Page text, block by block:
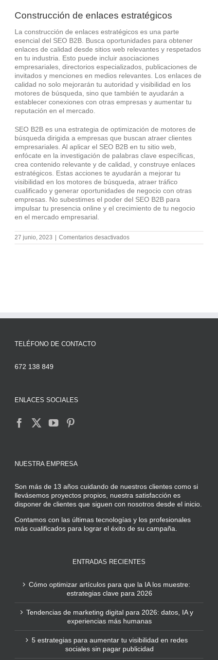
Construcción de enlaces estratégicos
La construcción de enlaces estratégicos es una parte
esencial del SEO B2B. Busca oportunidades para obtener
enlaces de calidad desde sitios web relevantes y respetados
en tu industria. Esto puede incluir asociaciones
empresariales, directorios especializados, publicaciones de
invitados y menciones en medios relevantes. Los enlaces de
calidad no solo mejorarán tu autoridad y visibilidad en los
motores de búsqueda, sino que también te ayudarán a
establecer conexiones con otras empresas y aumentar tu
reputación en el mercado.
SEO B2B es una estrategia de optimización de motores de
búsqueda dirigida a empresas que buscan atraer clientes
empresariales. Al aplicar el SEO B2B en tu sitio web,
enfócate en la investigación de palabras clave específicas,
crea contenido relevante y de calidad, y construye enlaces
estratégicos. Estas acciones te ayudarán a mejorar tu
visibilidad en los motores de búsqueda, atraer tráfico
cualificado y generar oportunidades de negocio con otras
empresas. No subestimes el poder del SEO B2B para
impulsar tu presencia online y el crecimiento de tu negocio
en el mercado empresarial.
27 junio, 2023 | Comentarios desactivadosen
Qué
sitio
TELÉFONO DE CONTACTO
672 138 849
ENLACES SOCIALES
NUESTRA EMPRESA
Son más de 13 años cuidando de nuestros clientes como si
llevásemos proyectos propios, nuestra satisfacción es
disponer de clientes que siguen con nosotros desde el inicio.
Contamos con las últimas tecnologías y los profesionales
más cualificados para lograr el éxito de su campaña.
ENTRADAS RECIENTES
Cómo optimizar artículos para que la IA los muestre:
estrategias clave para 2026
Tendencias de marketing digital para 2026: datos, IA y
experiencias más humanas
5 estrategias para aumentar tu visibilidad en redes
sociales sin pagar publicidad